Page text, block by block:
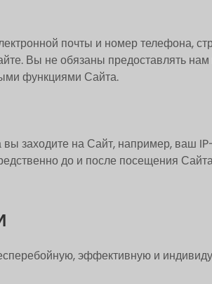
почты и номер телефона,
Вы не обязаны предоставлять
функциями Сайта.
заходите на Сайт, например, ваш
до и после посещения
эффективную и